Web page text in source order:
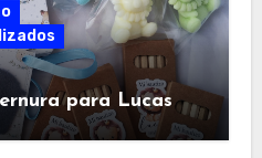
para Lucas